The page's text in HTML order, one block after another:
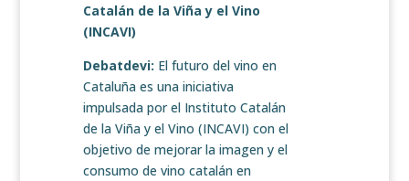
Catalán de la Viña y el Vino
(INCAVI)
Debatdevi: El futuro del vino en
Cataluña es una iniciativa
impulsada por el Instituto Catalán
de la Viña y el Vino (INCAVI) con el
objetivo de mejorar la imagen y el
consumo de vino catalán en